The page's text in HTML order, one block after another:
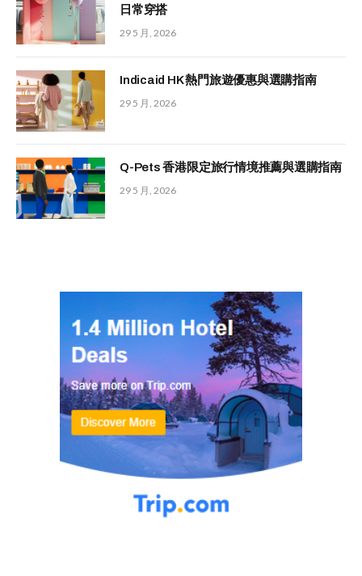
日常穿搭
29 5 月, 2026
Indicaid HK 熱門旅遊優惠與選購指南
29 5 月, 2026
Q-Pets 香港限定旅行情境推薦與選購指南
29 5 月, 2026